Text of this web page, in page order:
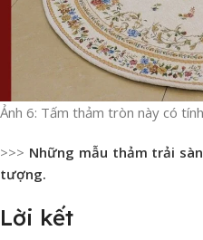
Ảnh 6: Tấm thảm tròn này có
>>> Những mẫu thảm trải
tượng.
Lời kết